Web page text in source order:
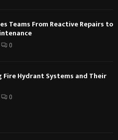
Teams From Reactive Repairs to
0
Hydrant Systems and Their
0